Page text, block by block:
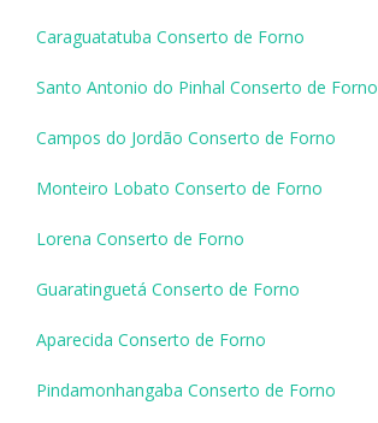
Caraguatatuba Conserto de Forno
Santo Antonio do Pinhal Conserto de Forno
Campos do Jordão Conserto de Forno
Monteiro Lobato Conserto de Forno
Lorena Conserto de Forno
Guaratinguetá Conserto de Forno
Aparecida Conserto de Forno
Pindamonhangaba Conserto de Forno